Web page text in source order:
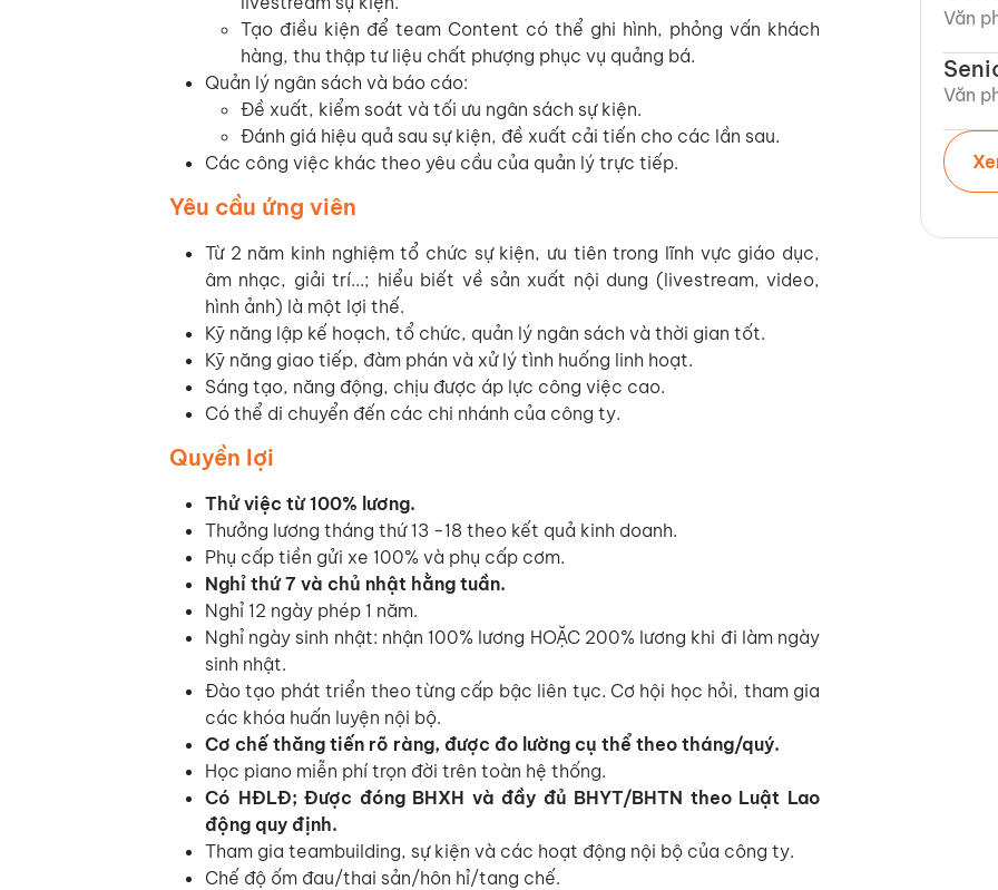
Tạo điều kiện để team Content có thể ghi hình, phỏng vấn khách
hàng, thu thập tư liệu chất phượng phục vụ quảng bá.
Quản lý ngân sách và báo cáo:
Đề xuất, kiểm soát và tối ưu ngân sách sự kiện.
Đánh giá hiệu quả sau sự kiện, đề xuất cải tiến cho các lần sau.
Các công việc khác theo yêu cầu của quản lý trực tiếp.
Yêu cầu ứng viên
Từ 2 năm kinh nghiệm tổ chức sự kiện, ưu tiên trong lĩnh vực giáo dục,
âm nhạc, giải trí...; hiểu biết về sản xuất nội dung (livestream, video,
hình ảnh) là một lợi thế.
Kỹ năng lập kế hoạch, tổ chức, quản lý ngân sách và thời gian tốt.
Kỹ năng giao tiếp, đàm phán và xử lý tình huống linh hoạt.
Sáng tạo, năng động, chịu được áp lực công việc cao.
Có thể di chuyển đến các chi nhánh của công ty.
Quyền lợi
Thử việc từ 100% lương.
Thưởng lương tháng thứ 13 -18 theo kết quả kinh doanh.
Phụ cấp tiền gửi xe 100% và phụ cấp cơm.
Nghỉ thứ 7 và chủ nhật hằng tuần.
Nghỉ 12 ngày phép 1 năm.
Nghỉ ngày sinh nhật: nhận 100% lương HOẶC 200% lương khi đi làm ngày
sinh nhật.
Đào tạo phát triển theo từng cấp bậc liên tục. Cơ hội học hỏi, tham gia
các khóa huấn luyện nội bộ.
Cơ chế thăng tiến rõ ràng, được đo lường cụ thể theo tháng/quý.
Học piano miễn phí trọn đời trên toàn hệ thống.
Có HĐLĐ;Được đóng BHXH và đầy đủ BHYT/BHTN theo Luật Lao
động quy định.
Tham gia teambuilding, sự kiện và các hoạt động nội bộ của công ty.
Chế độ ốm đau/thai sản/hôn hỉ/tang chế.
Văn
Văn